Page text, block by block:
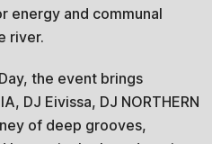
energy and communal
river.
the event brings
DJ Eivissa, DJ NORTHERN
of deep grooves,